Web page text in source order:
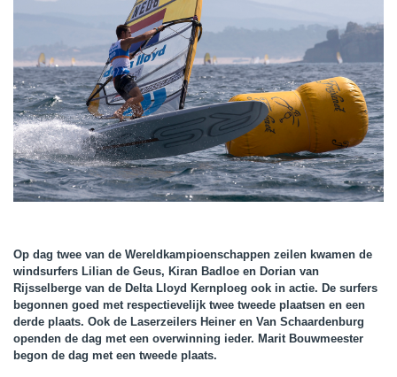
Op dag twee van de Wereldkampioenschappen zeilen kwamen de
windsurfers Lilian de Geus, Kiran Badloe en Dorian van
Rijsselberge van de Delta Lloyd Kernploeg ook in actie. De surfers
begonnen goed met respectievelijk twee tweede plaatsen en een
derde plaats. Ook de Laserzeilers Heiner en Van Schaardenburg
openden de dag met een overwinning ieder. Marit Bouwmeester
begon de dag met een tweede plaats.